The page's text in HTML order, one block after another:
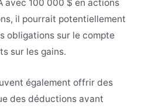
avec 100 000 $ en actions
il pourrait potentiellement
obligations sur le compte
sur les gains.
également offrir des
des déductions avant